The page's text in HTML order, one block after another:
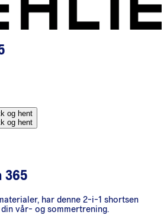
og hent
og hent
365
har denne 2-i-1 shortsen
vår- og sommertrening.